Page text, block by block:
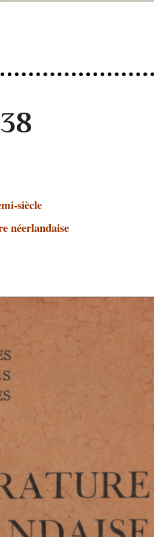
siècle
néerlandaise